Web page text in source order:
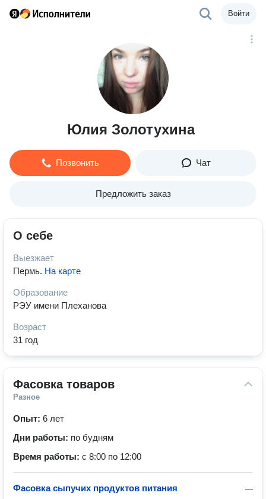
Войти
Юлия Золотухина
Позвонить Чат
Предложить заказ
О себе
Выезжает
Пермь. На карте
Образование
РЭУ имени Плеханова
Возраст
31 год
Фасовка товаров
Разное
Опыт: 6 лет
Дни работы: по будням
Время работы: с 8:00 по 12:00
—
Фасовка сыпучих продуктов питания